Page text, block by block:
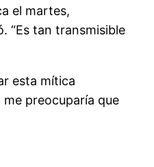
el martes,
“Es tan transmisible
esta mítica
me preocuparía que